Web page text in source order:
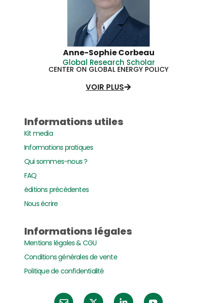
Anne-Sophie Corbeau
Global Research Scholar
CENTER ON GLOBAL ENERGY POLICY
VOIR PLUS
Informations utiles
Kit media
Informations pratiques
Qui sommes-nous ?
FAQ
éditions précédentes
Nous écrire
Informations légales
Mentions légales & CGU
Conditions générales de vente
Politique de confidentialité